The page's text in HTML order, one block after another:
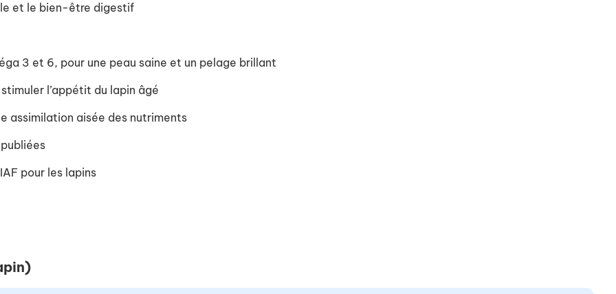
et le bien-être digestif
3 et 6, pour une peau saine et un pelage brillant
l’appétit du lapin âgé
assimilation aisée des nutriments
pour les lapins